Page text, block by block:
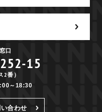
口
15
2番）
～18:30
合わせ